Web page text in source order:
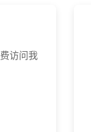
访问我